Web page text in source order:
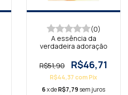
(0)
A essência da
verdadeira adoração
R$51,90 R$46,71
R$44,37 comPix
6x deR$7,79 sem juros